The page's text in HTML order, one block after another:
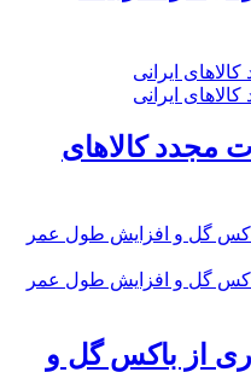
مجدد کالاهای
از باکس گل و